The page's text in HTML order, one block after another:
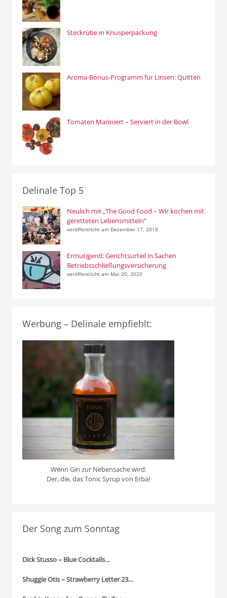
Steckrübe in Knusperpackung
Aroma-Bonus-Programm für Linsen: Quitten
Tomaten Mariniert – Serviert in der Bowl
Delinale Top 5
Neulich mit „The Good Food – Wir kochen mit
geretteten Lebensmitteln“
veröffentlicht am Dezember 17, 2018
Ermutigend: Gerichtsurteil in Sachen
Betriebsschließungsversicherung
veröffentlicht am Mai 20, 2020
Werbung – Delinale empfiehlt:
Wenn Gin zur Nebensache wird:
Der, die, das Tonic Syrup von Erba!
Der Song zum Sonntag
Dick Stusso – Blue Cocktails…
Shuggie Otis – Strawberry Letter 23…